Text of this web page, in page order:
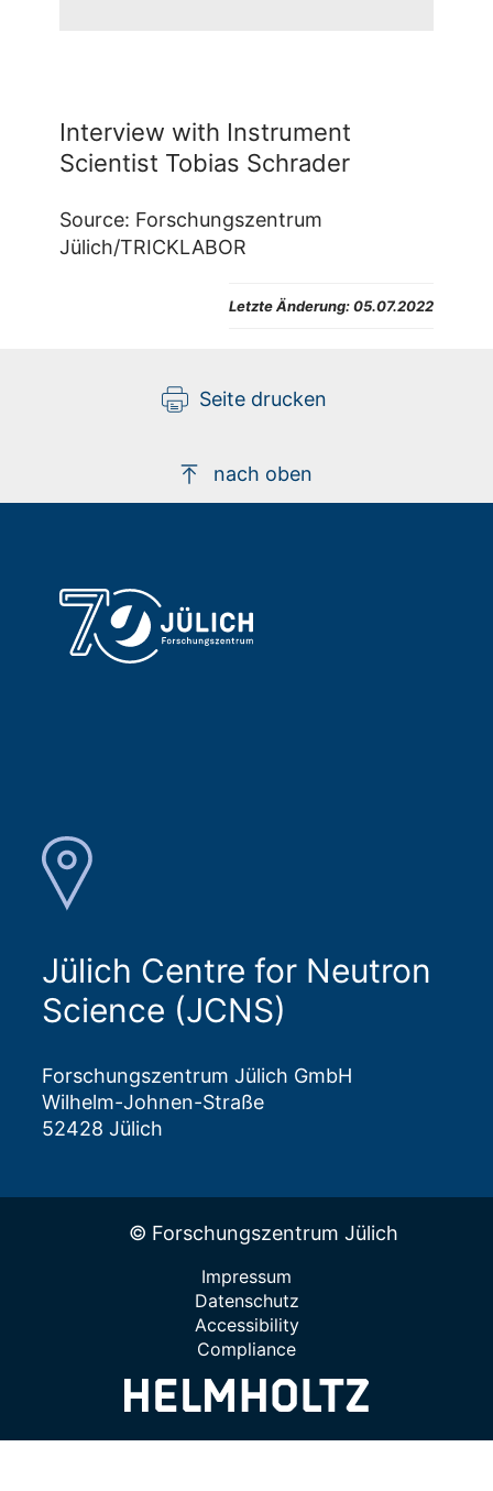
Youtube
weitergeleitet.
Es gelten die
Datenschutzbestimmungen
Interview with Instrument
Scientist Tobias Schrader
Source: Forschungszentrum
Jülich/TRICKLABOR
Letzte Änderung:05.07.2022
Seite drucken
nach oben
Jülich Centre for Neutron
Science (JCNS)
Forschungszentrum Jülich GmbH
Wilhelm-Johnen-Straße
52428 Jülich
© Forschungszentrum Jülich
Impressum
Datenschutz
Accessibility
Compliance